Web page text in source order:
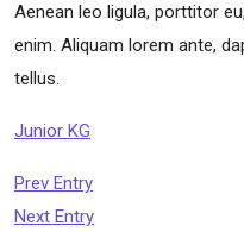
Aenean leo ligula, porttitor
enim. Aliquam lorem ante,
tellus.
Junior KG
Prev Entry
Next Entry